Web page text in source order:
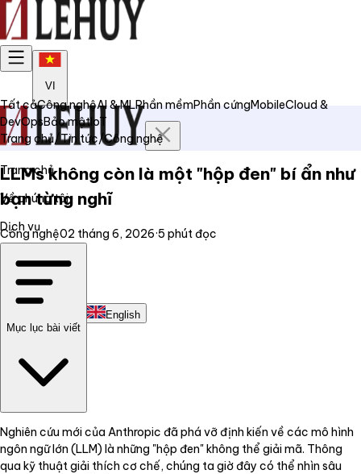
VI
Trang chủ
Về chúng tôi
Dịch vụ
Liên hệ
English
Tất cảCông nghệAI & MLPhần mềmPhần cứngMobileCloud &
DevOpsBảo mậtIoT
Trang chủ/Tin tức/Công nghệ
LLMs không còn là một "hộp đen" bí ẩn như
bạn từng nghĩ
Công nghệ02 tháng 6, 2026·5 phút đọc
Mục lục bài viết
Nghiên cứu mới của Anthropic đã phá vỡ định kiến về các mô hình
ngôn ngữ lớn (LLM) là những "hộp đen" không thể giải mã. Thông
qua kỹ thuật giải thích cơ chế, chúng ta giờ đây có thể nhìn sâu